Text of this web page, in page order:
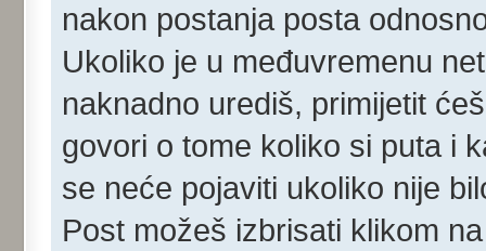
nakon postanja posta
Ukoliko je u međuvremenu
naknadno urediš, primijetit
govori o tome koliko si puta i
se neće pojaviti ukoliko nije
Post možeš izbrisati klikom